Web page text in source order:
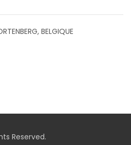
BELGIQUE
Reserved.